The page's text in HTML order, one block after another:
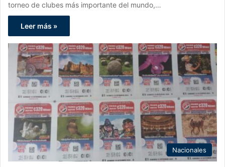
torneo de clubes más importante del mundo,…
Leer más »
Nacionales